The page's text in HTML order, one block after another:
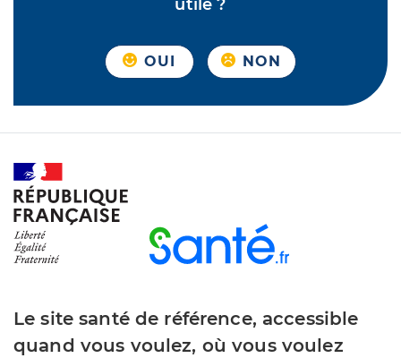
utile ?
OUI NON
Le site santé de référence, accessible
quand vous voulez, où vous voulez